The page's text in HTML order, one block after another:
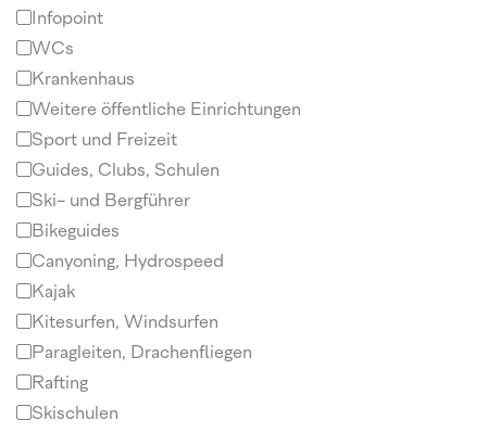
Infopoint
WCs
Krankenhaus
Weitere öffentliche Einrichtungen
Sport und Freizeit
Guides, Clubs, Schulen
Ski- und Bergführer
Bikeguides
Canyoning, Hydrospeed
Kajak
Kitesurfen, Windsurfen
Paragleiten, Drachenfliegen
Rafting
Skischulen